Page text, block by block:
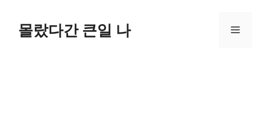
몰랐다간 큰일 나 메